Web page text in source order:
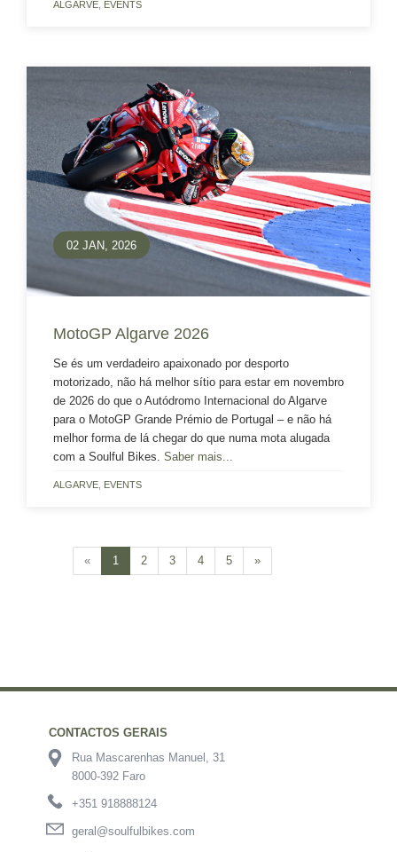
ALGARVE EVENTS
02 JAN, 2026
MotoGP Algarve 2026
Se és um verdadeiro apaixonado por desporto
motorizado, não há melhor sítio para estar em novembro
de 2026 do que o Autódromo Internacional do Algarve
para o MotoGP Grande Prémio de Portugal – e não há
melhor forma de lá chegar do que numa mota alugada
com a Soulful Bikes. Saber mais...
ALGARVE EVENTS
« 1 2 3 4 5 »
CONTACTOS GERAIS
Rua Mascarenhas Manuel, 31
8000-392 Faro
+351 918888124
geral@soulfulbikes.com